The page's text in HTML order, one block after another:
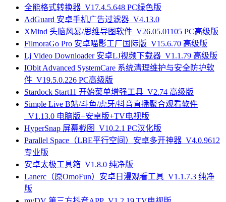
全能格式转换器_V17.4.5.648 PC绿色版
AdGuard 安卓手机广告过滤器_V4.13.0
XMind 头脑风暴/思维导图软件_V26.05.01105 PC高级版
FilmoraGo Pro 安卓喵影工厂国际版_V15.6.70 高级版
Lj Video Downloader 安卓LJ视频下载器_V1.1.79 高级版
IObit Advanced SystemCare 系统清理维护与安全防护软
件_V19.5.0.226 PC高级版
Stardock Start11 开始菜单增强工具_V2.74 高级版
Simple Live B站/斗鱼/虎牙/抖音直播聚合观看软件
_V1.13.0 电脑版+安卓版+TV电视版
HyperSnap 屏幕截图_V10.2.1 PC汉化版
Parallel Space（LBE平行空间）安卓多开神器_V4.0.9612
专业版
安卓太极工具箱_V1.8.0 纯净版
Lanerc（原OmoFun）安卓日漫观看工具_V1.1.7.3 纯净
版